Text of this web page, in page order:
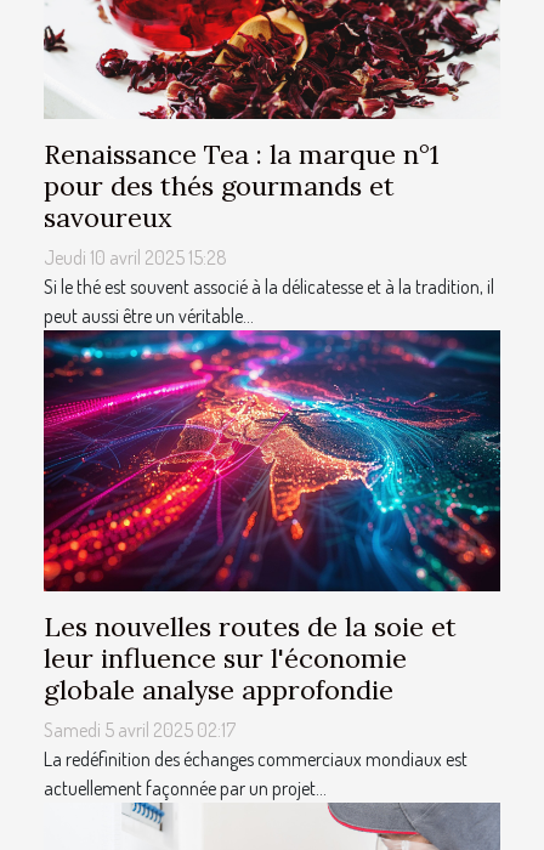
Renaissance Tea : la marque n°1
pour des thés gourmands et
savoureux
Jeudi 10 avril 2025 15:28
Si le thé est souvent associé à la délicatesse et à la tradition, il
peut aussi être un véritable...
Les nouvelles routes de la soie et
leur influence sur l'économie
globale analyse approfondie
Samedi 5 avril 2025 02:17
La redéfinition des échanges commerciaux mondiaux est
actuellement façonnée par un projet...